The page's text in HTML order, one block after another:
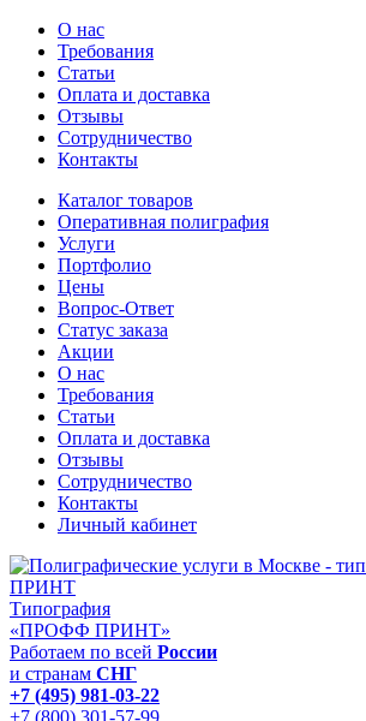
О нас
Требования
Статьи
Оплата и доставка
Отзывы
Сотрудничество
Контакты
Каталог товаров
Оперативная полиграфия
Услуги
Портфолио
Цены
Вопрос-Ответ
Статус заказа
Акции
О нас
Требования
Статьи
Оплата и доставка
Отзывы
Сотрудничество
Контакты
Личный кабинет
Типография
«ПРОФФ ПРИНТ»
Работаем по всей России
и странам СНГ
+7 (495) 981-03-22
+7 (800) 301-57-99